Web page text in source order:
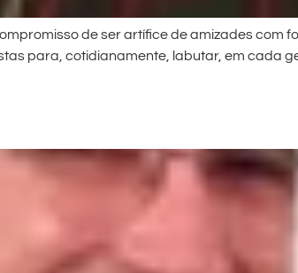
de ser artífice de amizades
para, cotidianamente, labutar, em cada